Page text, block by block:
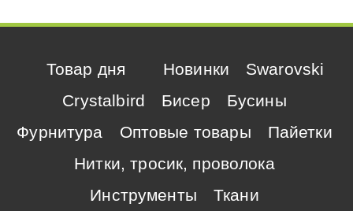
Товар дня Новинки
Swarovski
Crystalbird
Бисер
Бусины
Фурнитура
Оптовые товары
Пайетки
Нитки, тросик, проволока
Инструменты
Ткани